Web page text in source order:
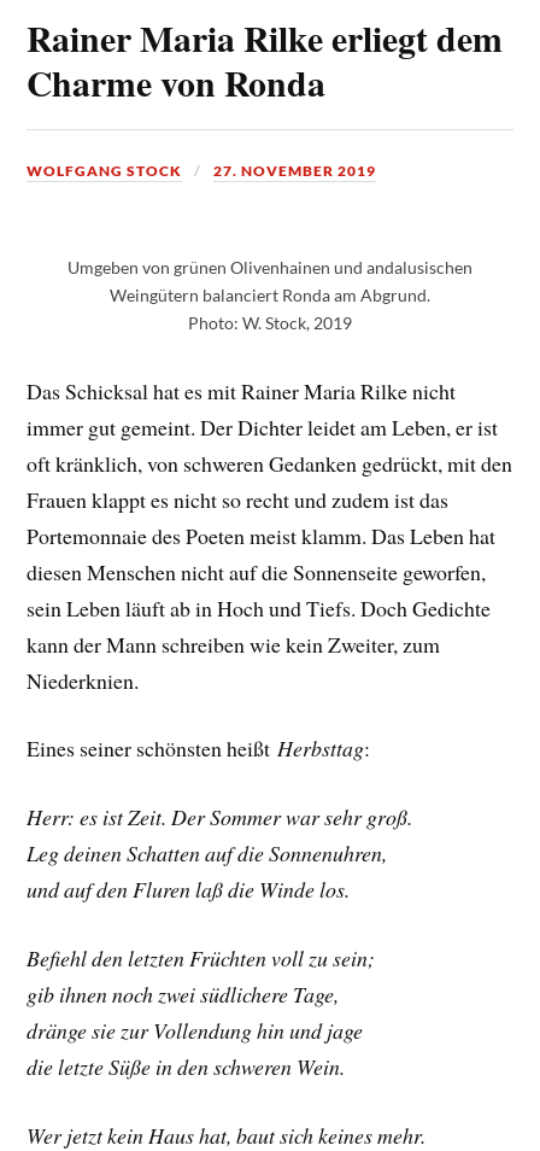
Rainer Maria Rilke erliegt dem
Charme von Ronda
WOLFGANG STOCK 27. NOVEMBER 2019
Umgeben von grünen Olivenhainen und andalusischen
Weingütern balanciert Ronda am Abgrund.
Photo: W. Stock, 2019
Das Schicksal hat es mit Rainer Maria Rilke nicht
immer gut gemeint. Der Dichter leidet am Leben, er ist
oft kränklich, von schweren Gedanken gedrückt, mit den
Frauen klappt es nicht so recht und zudem ist das
Portemonnaie des Poeten meist klamm. Das Leben hat
diesen Menschen nicht auf die Sonnenseite geworfen,
sein Leben läuft ab in Hoch und Tiefs. Doch Gedichte
kann der Mann schreiben wie kein Zweiter, zum
Niederknien.
Eines seiner schönsten heißtHerbsttag:
Herr: es ist Zeit. Der Sommer war sehr groß.
Leg deinen Schatten auf die Sonnenuhren,
und auf den Fluren laß die Winde los.
Befiehl den letzten Früchten voll zu sein;
gib ihnen noch zwei südlichere Tage,
dränge sie zur Vollendung hin und jage
die letzte Süße in den schweren Wein.
Wer jetzt kein Haus hat, baut sich keines mehr.